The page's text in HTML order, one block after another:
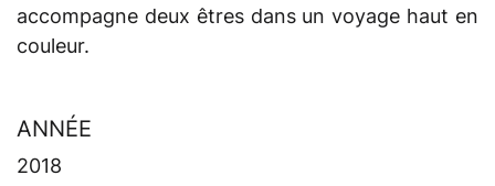
accompagne deux êtres dans un voyage haut en
couleur.
ANNÉE
2018